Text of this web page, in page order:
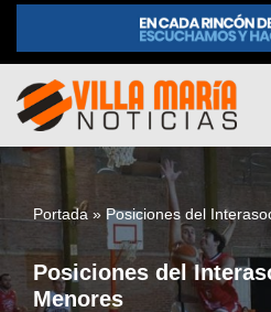
al
contenido
Portada » Posiciones del
Posiciones del
Menores